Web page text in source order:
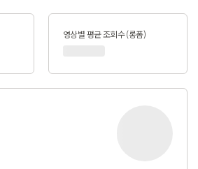
영상별 평균 조회수 (롱폼)